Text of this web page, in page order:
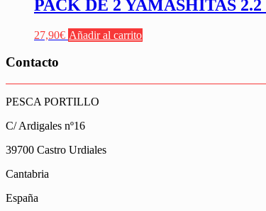
PACK DE 2 YAMASHITAS
27,90€ Añadir al carrito
Contacto
PESCA PORTILLO
C/ Ardigales nº16
39700 Castro Urdiales
Cantabria
España